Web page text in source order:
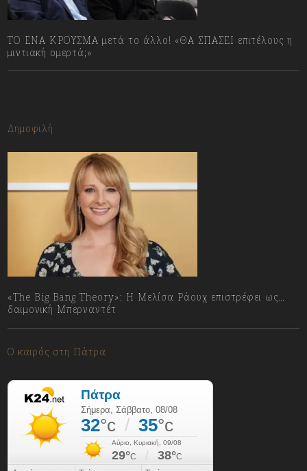
ΤΟ ΕΝΑ ΚΡΟΥΣΜΑ μετά το άλλο! «ΘΑ ΣΠΑΣΕΙ επιτέλους η
μιντιακή ομερτά;»
Δημοφιλή
«The Big Bang Theory»: Η Μελίσα Ράουχ επιστρέφει ως…
δαιμονική Μπερναντέτ
Ο καιρός στη Πάτρα